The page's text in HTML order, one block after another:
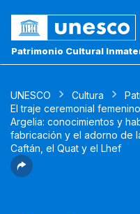
Patrimonio Cultural
UNESCO Cultura
El traje ceremonial
Argelia: conocimientos y
fabricación y el adorno de
Caftán, el Quat y el Lhef